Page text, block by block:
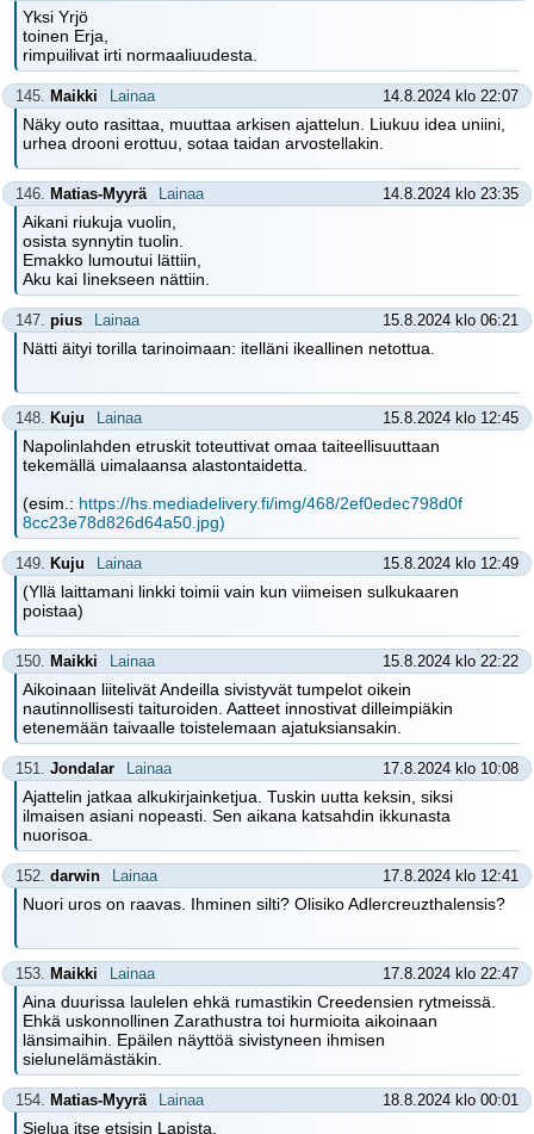
Yksi Yrjö
toinen Erja,
rimpuilivat irti normaaliuudesta.
145. Maikki Lainaa 14.8.2024 klo 22:07
Näky outo rasittaa, muuttaa arkisen ajattelun. Liukuu idea uniini,
urhea drooni erottuu, sotaa taidan arvostellakin.
146. Matias-Myyrä Lainaa 14.8.2024 klo 23:35
Aikani riukuja vuolin,
osista synnytin tuolin.
Emakko lumoutui lättiin,
Aku kai Iinekseen nättiin.
147. pius Lainaa 15.8.2024 klo 06:21
Nätti äityi torilla tarinoimaan: itelläni ikeallinen netottua.
148. Kuju Lainaa 15.8.2024 klo 12:45
Napolinlahden etruskit toteuttivat omaa taiteellisuuttaan
tekemällä uimalaansa alastontaidetta.
(esim.: https://hs.mediadelivery.fi/img/468/2ef0edec798d0f
8cc23e78d826d64a50.jpg)
149. Kuju Lainaa 15.8.2024 klo 12:49
(Yllä laittamani linkki toimii vain kun viimeisen sulkukaaren
poistaa)
150. Maikki Lainaa 15.8.2024 klo 22:22
Aikoinaan liitelivät Andeilla sivistyvät tumpelot oikein
nautinnollisesti taituroiden. Aatteet innostivat dilleimpiäkin
etenemään taivaalle toistelemaan ajatuksiansakin.
151. Jondalar Lainaa 17.8.2024 klo 10:08
Ajattelin jatkaa alkukirjainketjua. Tuskin uutta keksin, siksi
ilmaisen asiani nopeasti. Sen aikana katsahdin ikkunasta
nuorisoa.
152. darwin Lainaa 17.8.2024 klo 12:41
Nuori uros on raavas. Ihminen silti? Olisiko Adlercreuzthalensis?
153. Maikki Lainaa 17.8.2024 klo 22:47
Aina duurissa laulelen ehkä rumastikin Creedensien rytmeissä.
Ehkä uskonnollinen Zarathustra toi hurmioita aikoinaan
länsimaihin. Epäilen näyttöä sivistyneen ihmisen
sielunelämästäkin.
154. Matias-Myyrä Lainaa 18.8.2024 klo 00:01
Sielua itse etsisin Lapista,